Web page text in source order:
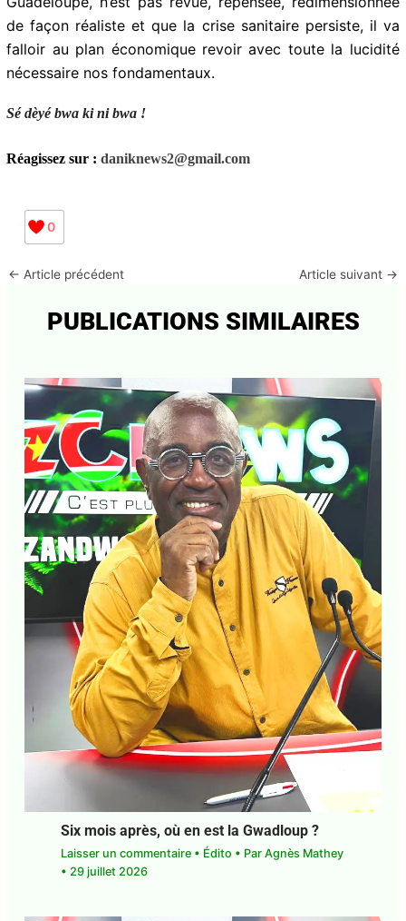
demeurer dans ce tourisme de masse dont on voit les
limites ?
Ce qui est sûr : si la politique touristique de la
redimensionnée de façon réaliste et que la crise
revoir avec toute la lucidité nécessaire nos
Sé dèyé bwa ki ni bwa !
Réagissez sur :daniknews2@gmail.com
Article précédent Article suivant→
PUBLICATIONS SIMILAIRES
E-mail*